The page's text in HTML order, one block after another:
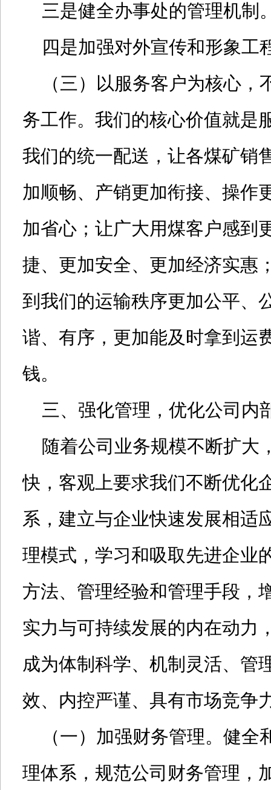
三是健全办事处的管理机制
四是加强对外宣传和形象工
（三）以服务客户为核心，
务工作。我们的核心价值就是
我们的统一配送，让各煤矿销
加顺畅、产销更加衔接、操作
加省心；让广大用煤客户感到
捷、更加安全、更加经济实惠
到我们的运输秩序更加公平、
谐、有序，更加能及时拿到运
钱。
三、强化管理，优化公司内
随着公司业务规模不断扩大
快，客观上要求我们不断优化
系，建立与企业快速发展相适
理模式，学习和吸取先进企业
方法、管理经验和管理手段，
实力与可持续发展的内在动力
成为体制科学、机制灵活、管
效、内控严谨、具有市场竞争
（一）加强财务管理。健全
理体系，规范公司财务管理，